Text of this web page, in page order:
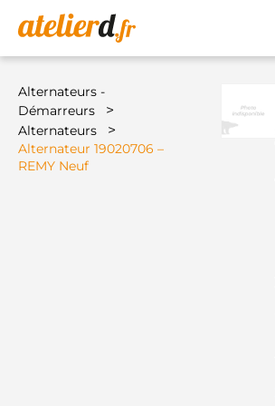
Alternateurs -
Démarreurs
>
Alternateurs >
Alternateur 19020706 –
REMY Neuf